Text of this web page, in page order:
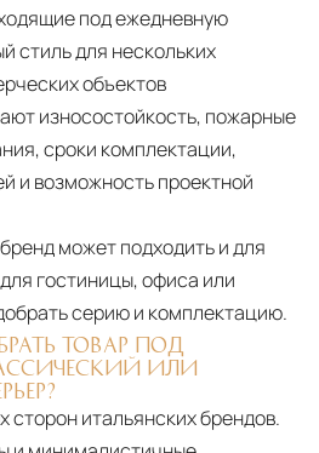
под ежедневную
стиль для нескольких
объектов
износостойкость, пожарные
сроки комплектации,
и возможность проектной
может подходить и для
гостиницы, офиса или
серию и комплектацию.
ТОВАР ПОД
ИЛИ
сторон итальянских брендов.